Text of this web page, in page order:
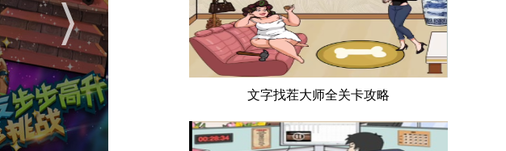
文字找茬大师全关卡攻略